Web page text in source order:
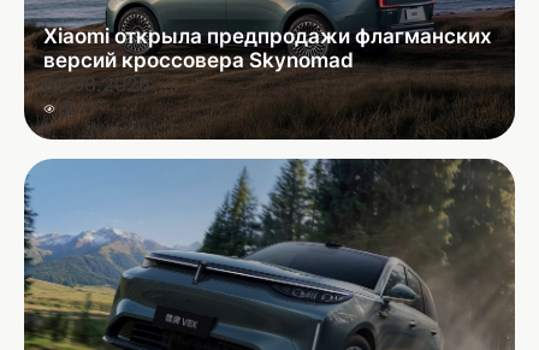
Xiaomi открыла предпродажи флагманских
версий кроссовера Skynomad
06.08.2026
9